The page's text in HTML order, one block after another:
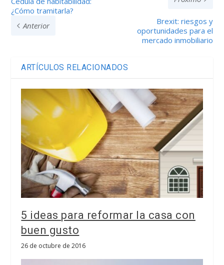
¿Cómo tramitarla?
Anterior
Brexit: riesgos y
oportunidades para el
mercado inmobiliario
ARTÍCULOS RELACIONADOS
5 ideas para reformar la casa con
buen gusto
26 de octubre de 2016